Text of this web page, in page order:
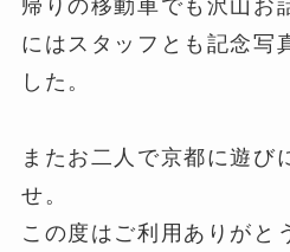
帰りの移動車でも沢山お
にはスタッフとも記念写
した。
またお二人で京都に遊び
せ。
この度はご利用ありがと